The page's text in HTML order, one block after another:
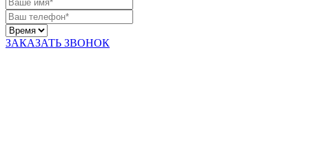
ЗАКАЗАТЬ ЗВОНОК